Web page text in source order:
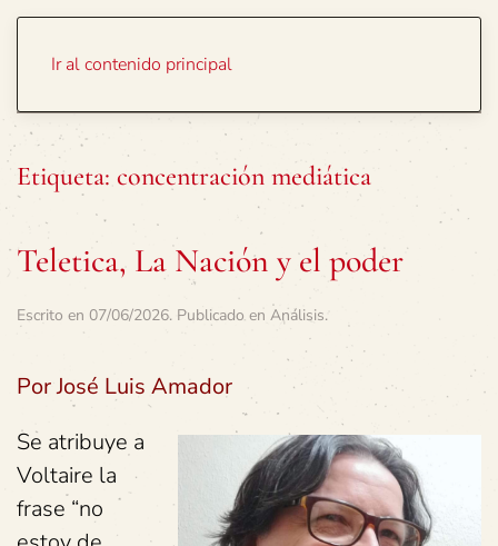
Ir al contenido principal
Etiqueta: concentración mediática
Teletica, La Nación y el poder
Escrito en 07/06/2026. Publicado en Análisis.
Por José Luis Amador
Se atribuye a
Voltaire la
frase “no